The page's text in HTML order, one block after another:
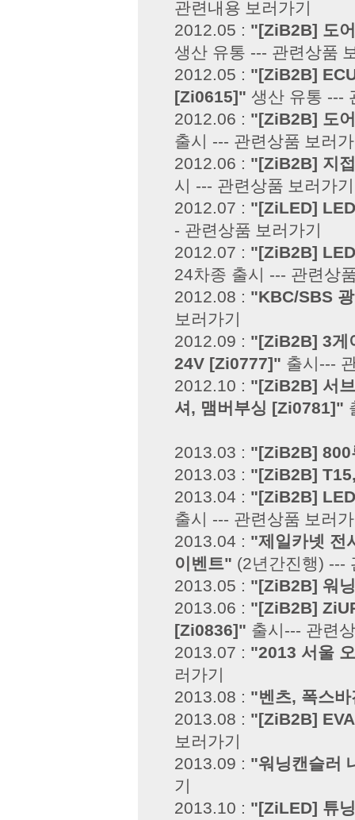
관련내용 보러가기
2012.05 : "[ZiB2B] 도
생산 유통 --- 관련상품
2012.05 : "[ZiB2B]
[Zi0615]" 생산 유통 ---
2012.06 : "[ZiB2B] 도
출시 --- 관련상품 보러
2012.06 : "[ZiB2B] 지
시 --- 관련상품 보러가기
2012.07 : "[ZiLED]
- 관련상품 보러가기
2012.07 : "[ZiB2B]
24차종 출시 --- 관련상
2012.08 : "KBC/SBS
보러가기
2012.09 : "[ZiB2B] 3게
24V [Zi0777]" 출시---
2012.10 : "[ZiB2B] 서
셔, 맴버부싱 [Zi0781]"
2013.03 : "[ZiB2B] 800
2013.03 : "[ZiB2B]
2013.04 : "[ZiB2B]
출시 --- 관련상품 보러
2013.04 : "제일카넷 전
이벤트" (2년간진행) ---
2013.05 : "[ZiB2B] 워
2013.06 : "[ZiB2B]
[Zi0836]" 출시--- 관련
2013.07 : "2013 서울
러가기
2013.08 : "벤츠, 폭스
2013.08 : "[ZiB2B]
보러가기
2013.09 : "워닝캔슬러
기
2013.10 : "[ZiLED] 튜